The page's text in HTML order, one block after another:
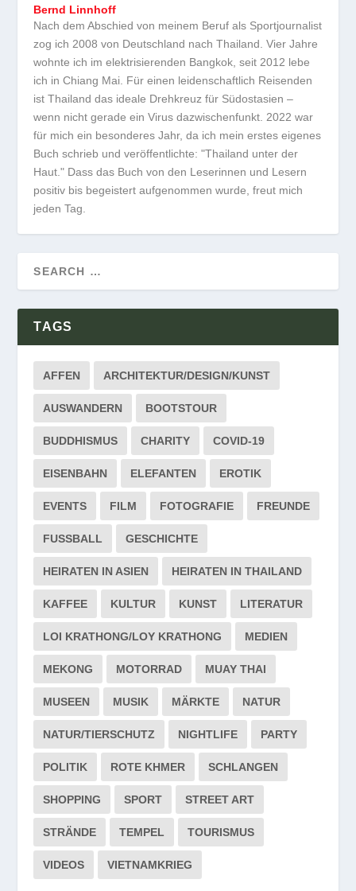
Bernd Linnhoff
Nach dem Abschied von meinem Beruf als Sportjournalist
zog ich 2008 von Deutschland nach Thailand. Vier Jahre
wohnte ich im elektrisierenden Bangkok, seit 2012 lebe
ich in Chiang Mai. Für einen leidenschaftlich Reisenden
ist Thailand das ideale Drehkreuz für Südostasien –
wenn nicht gerade ein Virus dazwischenfunkt. 2022 war
für mich ein besonderes Jahr, da ich mein erstes eigenes
Buch schrieb und veröffentlichte: "Thailand unter der
Haut." Dass das Buch von den Leserinnen und Lesern
positiv bis begeistert aufgenommen wurde, freut mich
jeden Tag.
TAGS
AFFEN ARCHITEKTUR/DESIGN/KUNST
AUSWANDERN BOOTSTOUR
BUDDHISMUS CHARITY COVID-19
EISENBAHN ELEFANTEN EROTIK
EVENTS FILM FOTOGRAFIE FREUNDE
FUSSBALL GESCHICHTE
HEIRATEN IN ASIEN HEIRATEN IN THAILAND
KAFFEE KULTUR KUNST LITERATUR
LOI KRATHONG/LOY KRATHONG MEDIEN
MEKONG MOTORRAD MUAY THAI
MUSEEN MUSIK MÄRKTE NATUR
NATUR/TIERSCHUTZ NIGHTLIFE PARTY
POLITIK ROTE KHMER SCHLANGEN
SHOPPING SPORT STREET ART
STRÄNDE TEMPEL TOURISMUS
VIDEOS VIETNAMKRIEG